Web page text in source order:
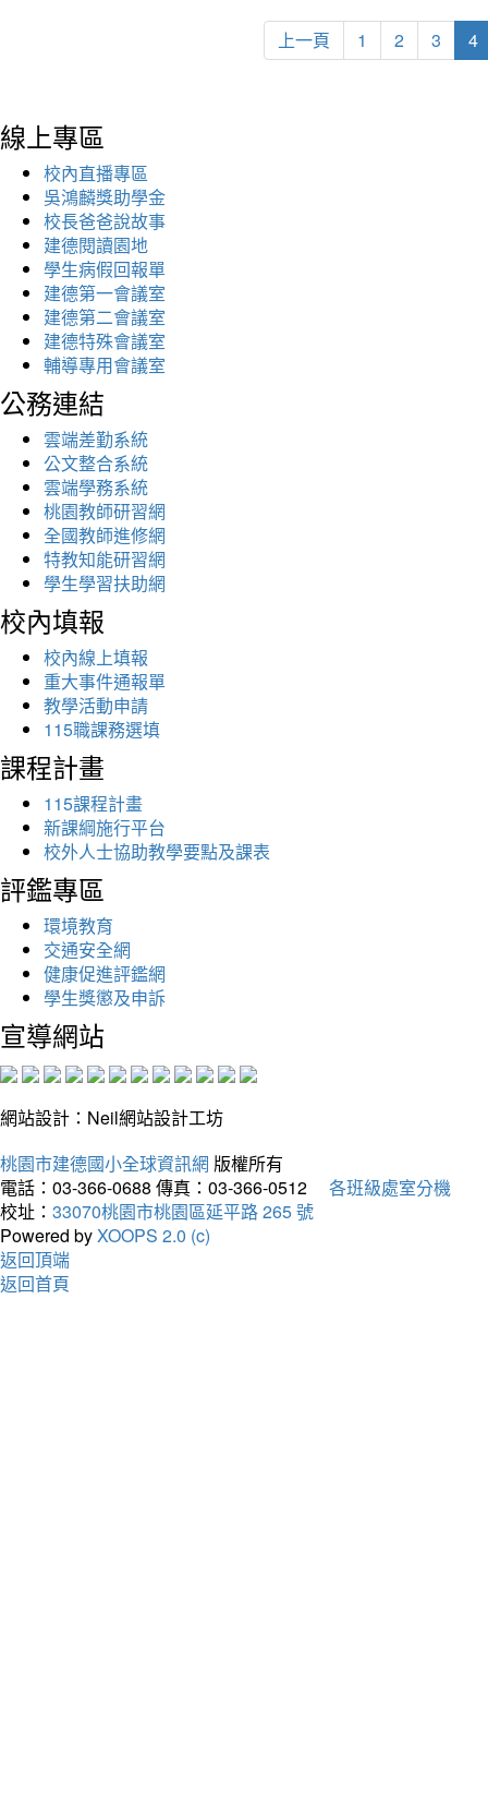
上一頁 1 2 3 4
線上專區
校內直播專區
吳鴻麟獎助學金
校長爸爸說故事
建德閱讀園地
學生病假回報單
建德第一會議室
建德第二會議室
建德特殊會議室
輔導專用會議室
公務連結
雲端差勤系統
公文整合系統
雲端學務系統
桃園教師研習網
全國教師進修網
特教知能研習網
學生學習扶助網
校內填報
校內線上填報
重大事件通報單
教學活動申請
115職課務選填
課程計畫
115課程計畫
新課綱施行平台
校外人士協助教學要點及課表
評鑑專區
環境教育
交通安全網
健康促進評鑑網
學生獎懲及申訴
宣導網站
網站設計：Neil網站設計工坊
桃園市建德國小全球資訊網 版權所有
電話：03-366-0688 傳真：03-366-0512
各班級處室分機
校址： 33070桃園市桃園區延平路 265 號
Powered byXOOPS 2.0 (c)
返回頂端
返回首頁